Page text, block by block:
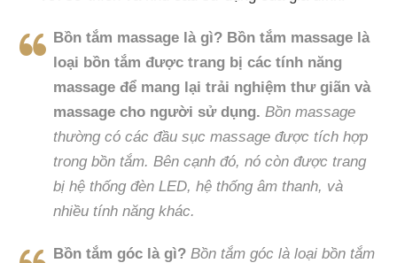
Bồn tắm massage là gì? Bồn tắm massage là
loại bồn tắm được trang bị các tính năng
massage để mang lại trải nghiệm thư giãn và
massage cho người sử dụng. Bồn massage
thường có các đầu sục massage được tích hợp
trong bồn tắm. Bên cạnh đó, nó còn được trang
bị hệ thống đèn LED, hệ thống âm thanh, và
nhiều tính năng khác.
Bồn tắm góc là gì? Bồn tắm góc là loại bồn tắm